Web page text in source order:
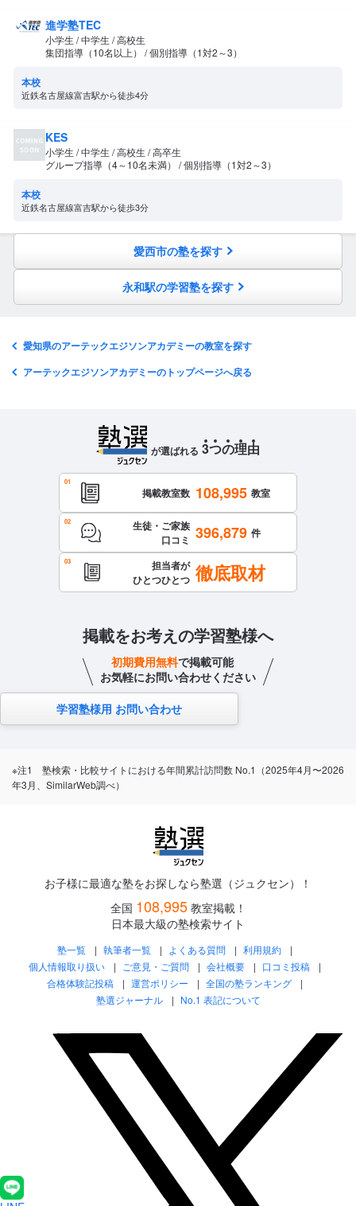
進学塾TEC
小学生 / 中学生 / 高校生
集団指導（10名以上） / 個別指導（1対2～3）
本校
近鉄名古屋線富吉駅から徒歩4分
KES
小学生 / 中学生 / 高校生 / 高卒生
グループ指導（4～10名未満） / 個別指導（1対2～3）
本校
近鉄名古屋線富吉駅から徒歩3分
愛西市の塾を探す
永和駅の学習塾を探す
愛知県のアーテックエジソンアカデミーの教室を探す
アーテックエジソンアカデミーのトップページへ戻る
が選ばれる 3つの理由
掲載教室数 108,995 教室
生徒・ご家族
口コミ 396,879 件
担当者が
ひとつひとつ 徹底取材
掲載をお考えの学習塾様へ
初期費用無料で掲載可能
お気軽にお問い合わせください
学習塾様用 お問い合わせ
※注1 塾検索・比較サイトにおける年間累計訪問数 No.1（2025年4月〜2026
年3月、SimilarWeb調べ）
お子様に最適な塾をお探しなら塾選（ジュクセン）！
全国 108,995 教室掲載！
日本最大級の塾検索サイト
塾一覧 執筆者一覧 よくある質問
利用規約
個人情報取り扱い
ご意見・ご質問 会社概要
口コミ投稿
合格体験記投稿
運営ポリシー
全国の塾ランキング
塾選ジャーナル
No.1 表記について